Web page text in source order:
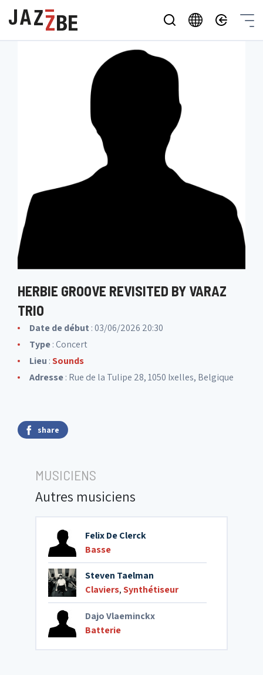
HERBIE GROOVE REVISITED BY VARAZ
TRIO
Date de début : 03/06/2026 20:30
Type: Concert
Lieu :Sounds
Adresse: Rue de la Tulipe 28, 1050 Ixelles, Belgique
share
MUSICIENS
Autres musiciens
Felix De Clerck
Basse
Steven Taelman
Claviers,Synthétiseur
Dajo Vlaeminckx
Batterie